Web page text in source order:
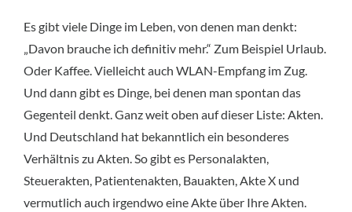
Es gibt viele Dinge im Leben, von denen man denkt:
„Davon brauche ich definitiv mehr.“ Zum Beispiel Urlaub.
Oder Kaffee. Vielleicht auch WLAN-Empfang im Zug.
Und dann gibt es Dinge, bei denen man spontan das
Gegenteil denkt. Ganz weit oben auf dieser Liste: Akten.
Und Deutschland hat bekanntlich ein besonderes
Verhältnis zu Akten. So gibt es Personalakten,
Steuerakten, Patientenakten, Bauakten, Akte X und
vermutlich auch irgendwo eine Akte über Ihre Akten.